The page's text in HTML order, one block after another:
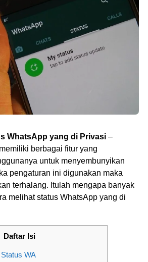
WhatsApp yang di Privasi –
berbagai fitur yang
untuk menyembunyikan
pengaturan ini digunakan maka
terhalang. Itulah mengapa banyak
melihat status WhatsApp yang di
Daftar Isi
WA